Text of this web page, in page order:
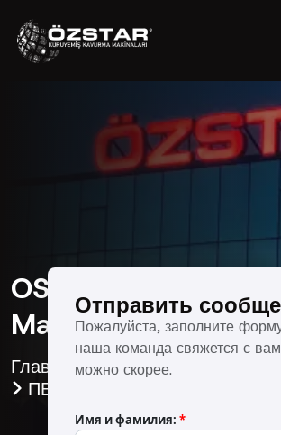
OS-0000 Paletli
Makinası
Главная страница
ПЕЧИ ТУННЕЛЬНОГО ТИПА
Отправить
Пожалуйста, заполните
наша команда свяжется с
можно скорее.
Имя и фамилия: *